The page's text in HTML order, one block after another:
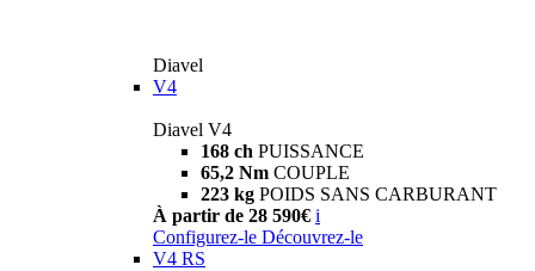
Diavel
V4
Diavel V4
168 ch PUISSANCE
65,2 Nm COUPLE
223 kg POIDS SANS CARBURANT
À partir de 28 590€ i
Configurez-le Découvrez-le
V4 RS